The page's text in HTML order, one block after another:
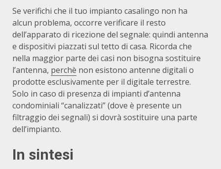
Se verifichi che il tuo impianto casalingo non ha
alcun problema, occorre verificare il resto
dell’apparato di ricezione del segnale: quindi antenna
e dispositivi piazzati sul tetto di casa. Ricorda che
nella maggior parte dei casi non bisogna sostituire
l’antenna, perchè non esistono antenne digitali o
prodotte esclusivamente per il digitale terrestre.
Solo in caso di presenza di impianti d’antenna
condominiali “canalizzati” (dove è presente un
filtraggio dei segnali) si dovrà sostituire una parte
dell’impianto.
In sintesi